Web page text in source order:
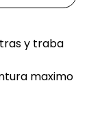
y traba
maximo